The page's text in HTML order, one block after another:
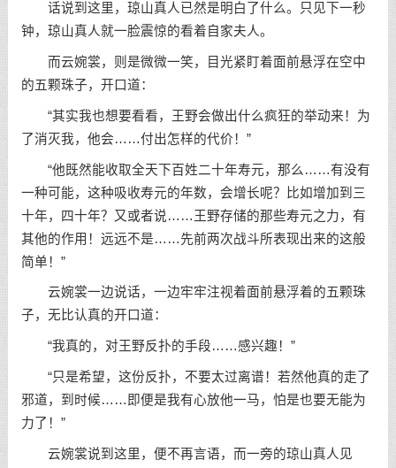
话说到这里，琼山真人已然是明白了什么。只见下一秒
钟，琼山真人就一脸震惊的看着自家夫人。
而云婉裳，则是微微一笑，目光紧盯着面前悬浮在空中
的五颗珠子，开口道：
“其实我也想要看看，王野会做出什么疯狂的举动来！为
了消灭我，他会……付出怎样的代价！”
“他既然能收取全天下百姓二十年寿元，那么……有没有
一种可能，这种吸收寿元的年数，会增长呢？比如增加到三
十年，四十年？又或者说……王野存储的那些寿元之力，有
其他的作用！远远不是……先前两次战斗所表现出来的这般
简单！”
云婉裳一边说话，一边牢牢注视着面前悬浮着的五颗珠
子，无比认真的开口道：
“我真的，对王野反扑的手段……感兴趣！”
“只是希望，这份反扑，不要太过离谱！若然他真的走了
邪道，到时候……即便是我有心放他一马，怕是也要无能为
力了！”
云婉裳说到这里，便不再言语，而一旁的琼山真人见